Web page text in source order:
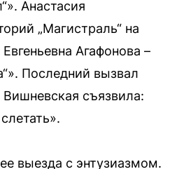
Анастасия
„Магистраль“ на
Агафонова –
Последний вызвал
съязвила:
выезда с энтузиазмом.